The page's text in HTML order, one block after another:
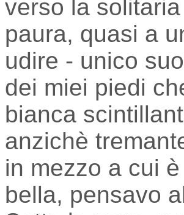
verso la
paura, quasi a
udire - unico
dei miei piedi
bianca
anzichè
in mezzo a cui
bella, pensavo